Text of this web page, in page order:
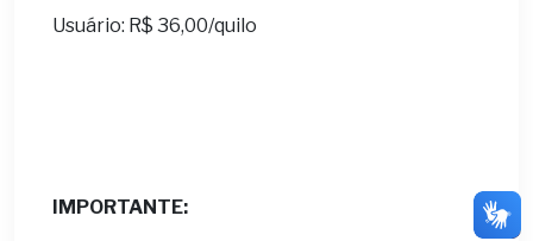
Usuário: R$ 36,00/quilo
IMPORTANTE: